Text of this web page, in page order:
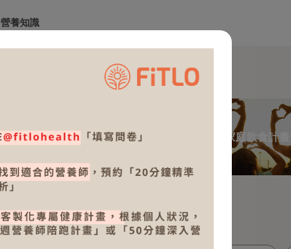
營養知識
孕期/嬰幼兒營養 樂齡營養與保健 家庭飲食計畫